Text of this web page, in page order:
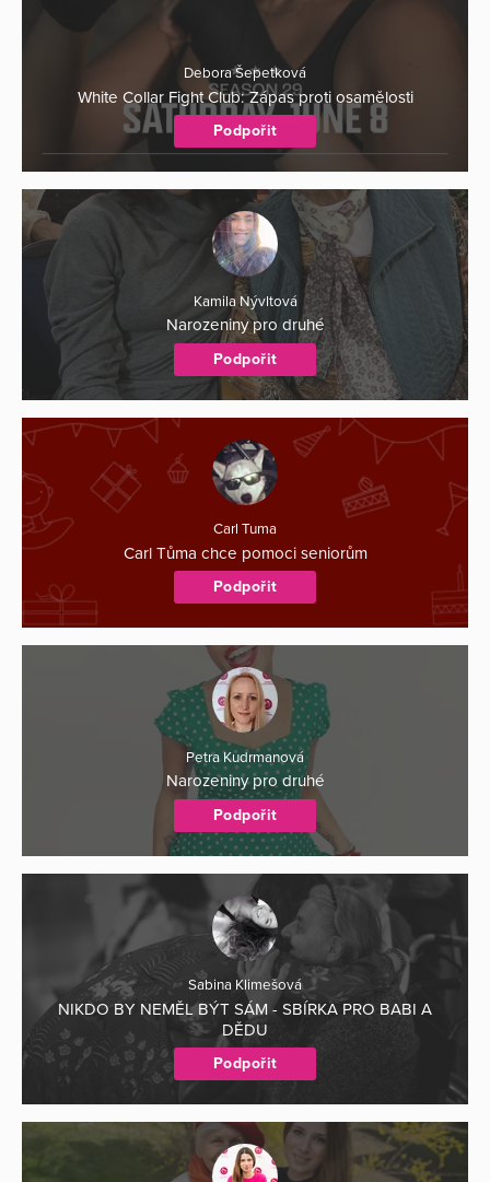
Debora Šepetková
White Collar Fight Club: Zápas proti osamělosti
Podpořit
Kamila Nývltová
Narozeniny pro druhé
Podpořit
Carl Tuma
Carl Tůma chce pomoci seniorům
Podpořit
Petra Kudrmanová
Narozeniny pro druhé
Podpořit
Sabina Klimešová
NIKDO BY NEMĚL BÝT SÁM - SBÍRKA PRO BABI A
DĚDU
Podpořit